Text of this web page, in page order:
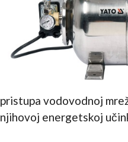
pristupa vodovodnoj
njihovoj energetskoj